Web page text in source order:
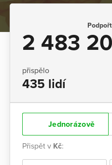
2 483
přispělo
435 lidí
Jednorázově
Přispět v Kč: